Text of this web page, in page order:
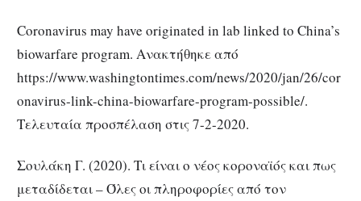
Coronavirus may have originated in lab linked to China’s
biowarfare program. Ανακτήθηκε από
https://www.washingtontimes.com/news/2020/jan/26/cor
onavirus-link-china-biowarfare-program-possible/.
Τελευταία προσπέλαση στις 7-2-2020.
Σουλάκη Γ. (2020). Τι είναι ο νέος κοροναϊός και πως
μεταδίδεται – Όλες οι πληροφορίες από τον